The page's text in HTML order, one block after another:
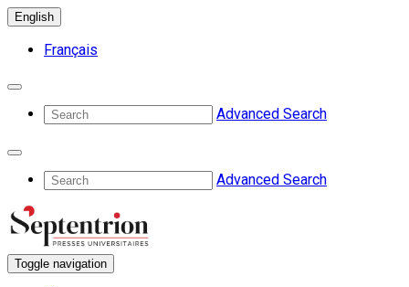
English
Français
Advanced Search
Advanced Search
Toggle navigation